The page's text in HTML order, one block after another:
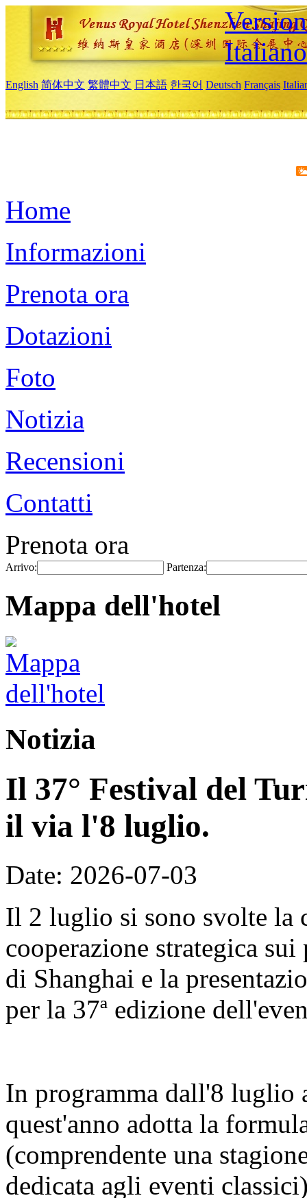
Italiano
English 简体中文 繁體中文 日本語 한국어 Deutsch Français
Home
Informazioni
Prenota ora
Dotazioni
Foto
Notizia
Recensioni
Contatti
Prenota ora
Arrivo: Partenza:
Mappa dell'hotel
Notizia
Il 37° Festival del
il via l'8 luglio.
Date: 2026-07-03
Il 2 luglio si sono svolte la
cooperazione strategica
di Shanghai e la
per la 37ª edizione
In programma dall'8
quest'anno adotta la
(comprendente una
dedicata agli eventi